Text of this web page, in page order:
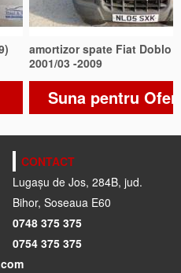
amortizor spate Fiat Doblo
2001/03 -2009
Suna pentru
CONTACT
Lugașu de Jos, 284B, jud.
Bihor, Soseaua E60
0748 375 375
0754 375 375